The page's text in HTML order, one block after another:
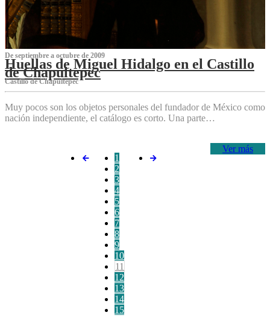
De septiembre a octubre de 2009
Huellas de Miguel Hidalgo en el Castillo
de Chapultepec
Castillo de Chapultepec
Muy pocos son los objetos personales del fundador de México como
nación independiente, el catálogo es corto. Una parte…
Ver más
1
2
3
4
5
6
7
8
9
10
11
12
13
14
15